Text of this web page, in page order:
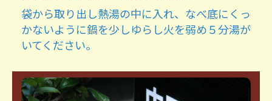
袋から取り出し熱湯の中に入れ、なべ底にくっ
かないように鍋を少しゆらし火を弱め５分湯が
いてください。